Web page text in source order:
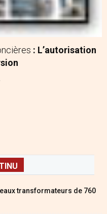
: L’autorisation
transformateurs de 760